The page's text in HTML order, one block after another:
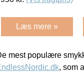
Læs mere »
mest populære
, som